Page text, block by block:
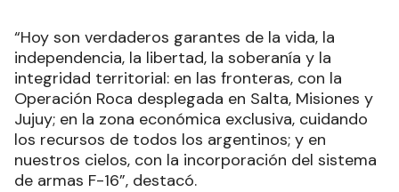
“Hoy son verdaderos garantes de la vida, la
independencia, la libertad, la soberanía y la
integridad territorial: en las fronteras, con la
Operación Roca desplegada en Salta, Misiones y
Jujuy; en la zona económica exclusiva, cuidando
los recursos de todos los argentinos; y en
nuestros cielos, con la incorporación del sistema
de armas F-16”, destacó.